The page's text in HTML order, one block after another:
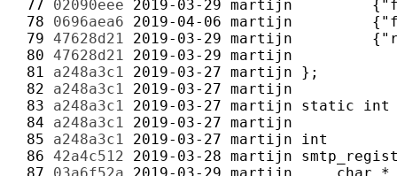
77 02090eee 2019-03-29 martijn
78 0696aea6 2019-04-06 martijn
79 47628d21 2019-03-29 martijn
80 47628d21 2019-03-29 martijn
81 a248a3c1 2019-03-27 martijn
82 a248a3c1 2019-03-27 martijn
83 a248a3c1 2019-03-27 martijn
84 a248a3c1 2019-03-27 martijn
85 a248a3c1 2019-03-27 martijn
86 42a4c512 2019-03-28 martijn